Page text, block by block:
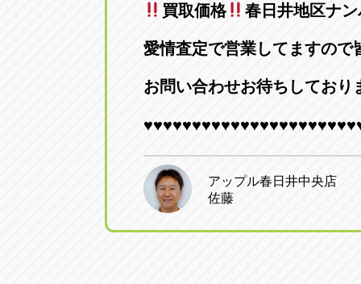
買取価格 春日井地区ナ
愛情査定で営業してますので
お問い合わせお待ちしており
アップル春日井中央店
佐藤